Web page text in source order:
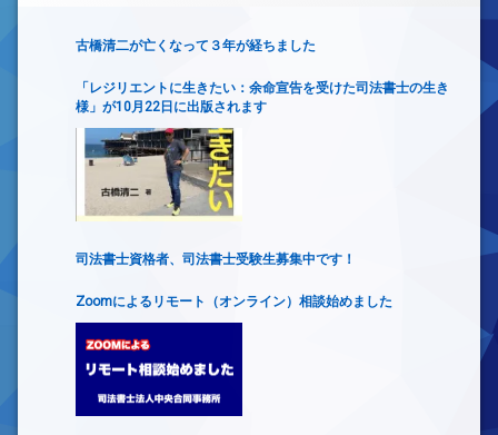
古橋清二が亡くなって３年が経ちました
「レジリエントに生きたい：余命宣告を受けた司法書士の生き
様」が10月22日に出版されます
司法書士資格者、司法書士受験生募集中です！
Zoomによるリモート（オンライン）相談始めました